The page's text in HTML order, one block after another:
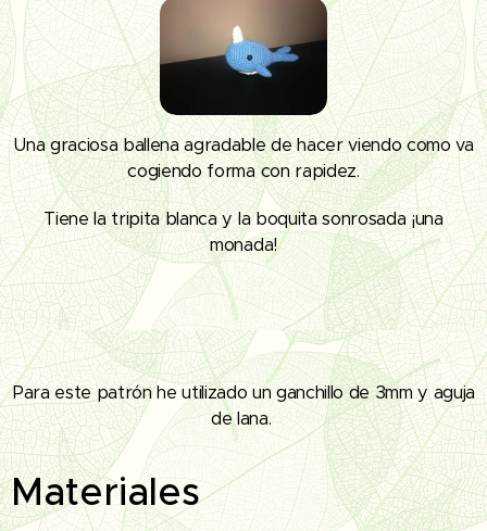
Una graciosa ballena agradable de hacer viendo como va
cogiendo forma con rapidez.
Tiene la tripita blanca y la boquita sonrosada ¡una
monada!
Para este patrón he utilizado un ganchillo de 3mm y aguja
de lana.
Materiales